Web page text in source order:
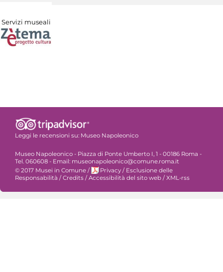
Servizi museali
Leggi le recensioni su: Museo Napoleonico
Museo Napoleonico - Piazza di Ponte Umberto I, 1 - 00186 Roma -
Tel. 060608 - Email: museonapoleonico@comune.roma.it
© 2017 Musei in Comune / Privacy / Esclusione delle
Responsabilità /Credits /Accessibilità del sito web /XML-rss